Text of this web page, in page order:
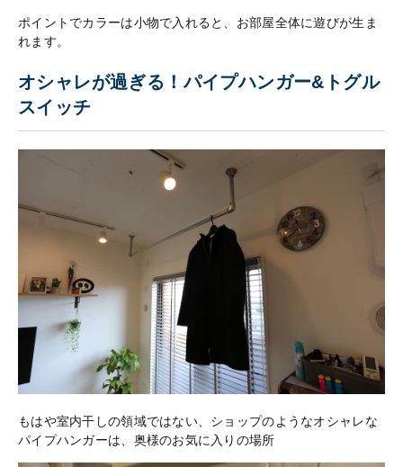
ポイントでカラーは小物で入れると、お部屋全体に遊びが生ま
れます。
オシャレが過ぎる！パイプハンガー&トグル
スイッチ
もはや室内干しの領域ではない、ショップのようなオシャレな
パイプハンガーは、奥様のお気に入りの場所